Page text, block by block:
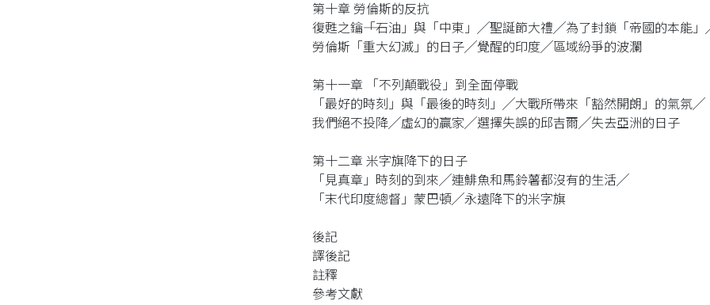
第十章 勞倫斯的反抗
復甦之鑰――「石油」與「中東」╱聖誕節大禮╱為了封鎖「帝國的本能
勞倫斯「重大幻滅」的日子╱覺醒的印度╱區域紛爭的波瀾
第十一章 「不列顛戰役」到全面停戰
「最好的時刻」與「最後的時刻」╱大戰所帶來「豁然開朗」的氣氛╱
我們絕不投降╱虛幻的贏家╱選擇失誤的邱吉爾╱失去亞洲的日子
第十二章 米字旗降下的日子
「見真章」時刻的到來╱連鯡魚和馬鈴薯都沒有的生活╱
「末代印度總督」蒙巴頓╱永遠降下的米字旗
後記
譯後記
註釋
參考文獻